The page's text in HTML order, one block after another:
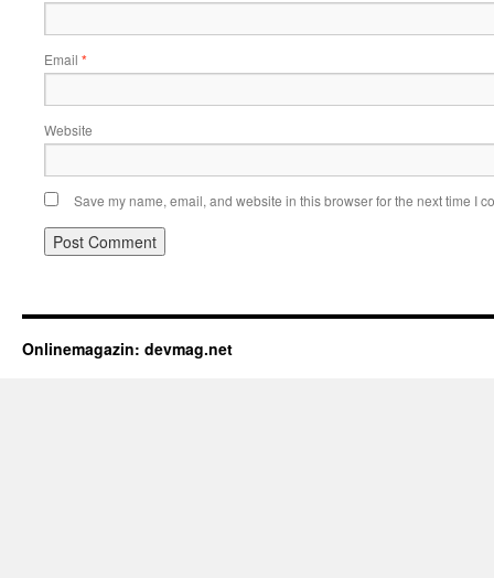
Email *
Website
Save my name, email, and website in this browser for the next time I
Onlinemagazin: devmag.net